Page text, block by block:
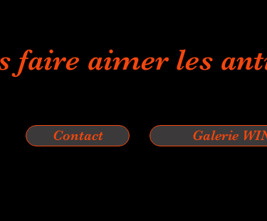
faire aimer les
Contact Galerie